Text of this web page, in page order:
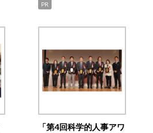
PR
「第4回科学的人事アワ